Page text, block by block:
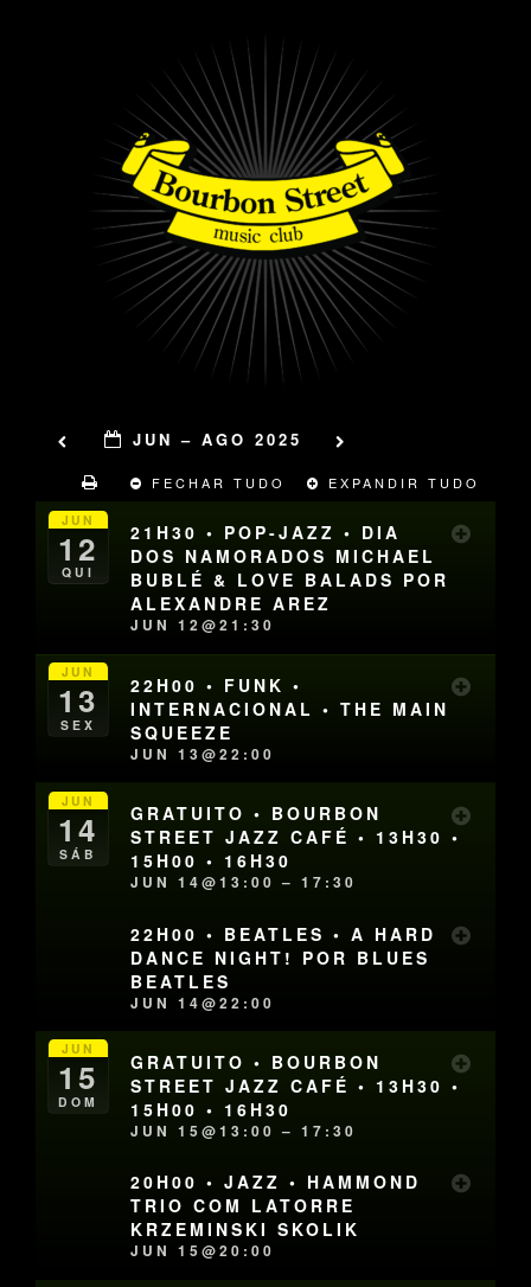
JUN – AGO 2025
FECHAR TUDO EXPANDIR TUDO
JUN
12
QUI
21H30 • POP-JAZZ • DIA
DOS NAMORADOS MICHAEL
BUBLÉ & LOVE BALADS POR
ALEXANDRE AREZ
JUN 12@21:30
JUN
13
SEX
22H00 • FUNK •
INTERNACIONAL • THE MAIN
SQUEEZE
JUN 13@22:00
JUN
14
SÁB
GRATUITO • BOURBON
STREET JAZZ CAFÉ • 13H30 •
15H00 • 16H30
JUN 14@13:00 – 17:30
22H00 • BEATLES • A HARD
DANCE NIGHT! POR BLUES
BEATLES
JUN 14@22:00
JUN
15
DOM
GRATUITO • BOURBON
STREET JAZZ CAFÉ • 13H30 •
15H00 • 16H30
JUN 15@13:00 – 17:30
20H00 • JAZZ • HAMMOND
TRIO COM LATORRE
KRZEMINSKI SKOLIK
JUN 15@20:00